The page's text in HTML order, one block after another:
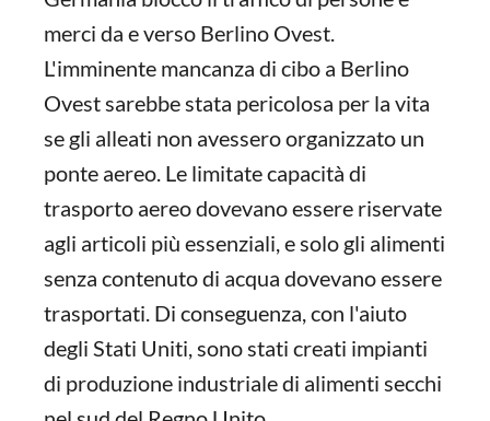
merci da e verso Berlino Ovest.
L'imminente mancanza di cibo a Berlino
Ovest sarebbe stata pericolosa per la vita
se gli alleati non avessero organizzato un
ponte aereo. Le limitate capacità di
trasporto aereo dovevano essere riservate
agli articoli più essenziali, e solo gli alimenti
senza contenuto di acqua dovevano essere
trasportati. Di conseguenza, con l'aiuto
degli Stati Uniti, sono stati creati impianti
di produzione industriale di alimenti secchi